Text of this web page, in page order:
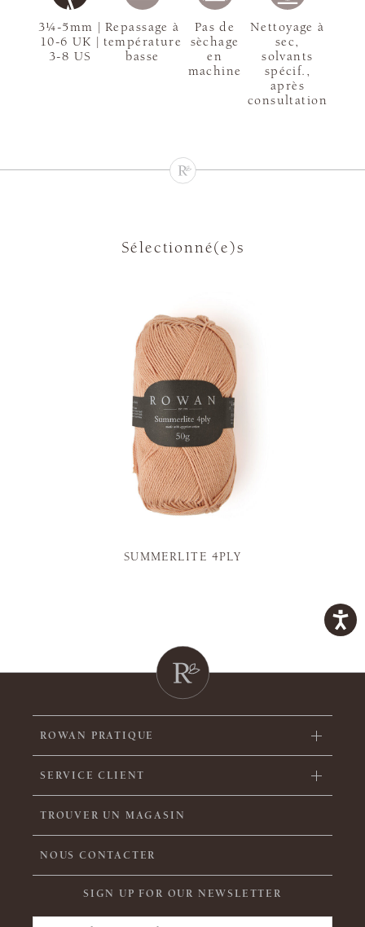
3¼-5mm |
10-6 UK |
3-8 US
Repassage à
température
basse
Pas de
sèchage
en
machine
Nettoyage à
sec,
solvants
spécif.,
après
consultation
Sélectionné(e)s
SUMMERLITE 4PLY
ROWAN PRATIQUE
SERVICE CLIENT
TROUVER UN MAGASIN
NOUS CONTACTER
SIGN UP FOR OUR NEWSLETTER